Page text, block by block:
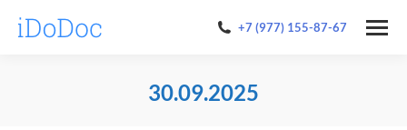
+7 (977) 155-87-67
30.09.2025